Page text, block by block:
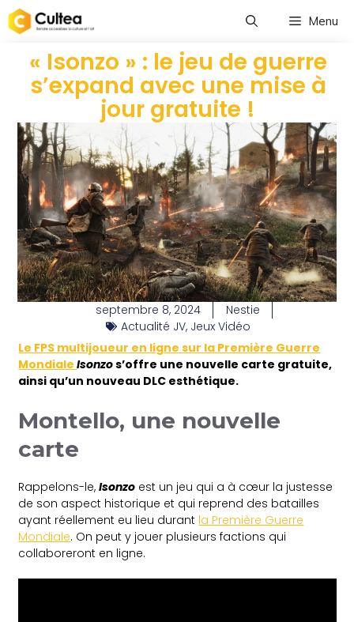
Menu
« Isonzo » : le jeu de guerre
s’expand avec une mise à
jour gratuite !
septembre 8, 2024
Nestie
Actualité JV, Jeux Vidéo
Le FPS multijoueur en ligne sur la Première Guerre
MondialeIsonzos’offre une nouvelle carte gratuite,
ainsi qu’un nouveau DLC esthétique.
Montello, une nouvelle
carte
Rappelons-le,Isonzo est un jeu qui a à cœur la justesse
de son aspect historique et qui reprend des batailles
ayant réellement eu lieu durant la Première Guerre
Mondiale. On peut y jouer plusieurs factions qui
collaboreront en ligne.